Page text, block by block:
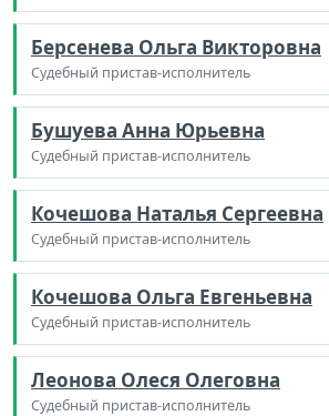
Берсенева Ольга Викторовна
Судебный пристав-исполнитель
Бушуева Анна Юрьевна
Судебный пристав-исполнитель
Кочешова Наталья Сергеевна
Судебный пристав-исполнитель
Кочешова Ольга Евгеньевна
Судебный пристав-исполнитель
Леонова Олеся Олеговна
Судебный пристав-исполнитель